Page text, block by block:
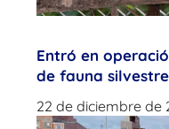
Entró en
de fauna
22 de diciembre de